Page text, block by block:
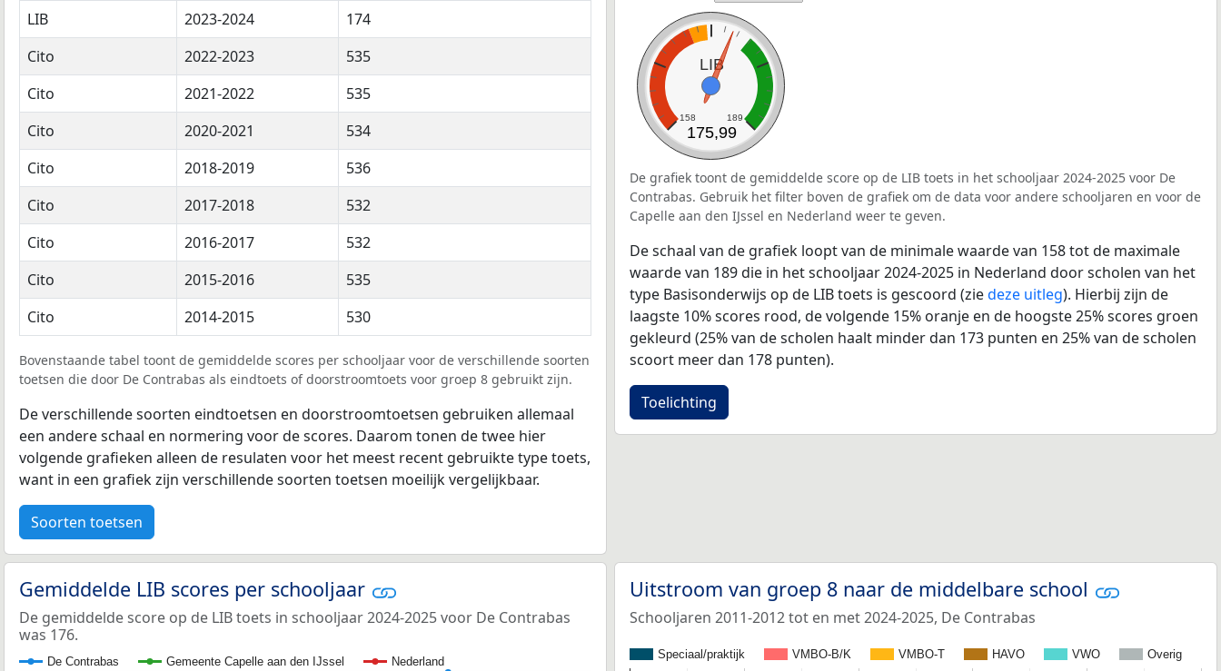
LIB
2023-2024
174
Cito
2022-2023
535
Cito
2021-2022
535
Cito
2020-2021
534
Cito
2018-2019
536
Cito
2017-2018
532
Cito
2016-2017
532
Cito
2015-2016
535
Cito
2014-2015 530
Bovenstaande tabel toont de gemiddelde scores per schooljaar voor de verschillende soorten
toetsen die door De Contrabas als eindtoets of doorstroomtoets voor groep 8 gebruikt zijn.
De verschillende soorten eindtoetsen en doorstroomtoetsen gebruiken allemaal
een andere schaal en normering voor de scores. Daarom tonen de twee hier
volgende grafieken alleen de resulaten voor het meest recent gebruikte type toets,
want in een grafiek zijn verschillende soorten toetsen moeilijk vergelijkbaar.
Soorten toetsen
LIB
158 189
175,99
De grafiek toont de gemiddelde score op de LIB toets in het schooljaar 2024-2025 voor De
Contrabas. Gebruik het filter boven de grafiek om de data voor andere schooljaren en voor de
Capelle aan den IJssel en Nederland weer te geven.
De schaal van de grafiek loopt van de minimale waarde van 158 tot de maximale
waarde van 189 die in het schooljaar 2024-2025 in Nederland door scholen van het
type Basisonderwijs op de LIB toets is gescoord (ziedeze uitleg). Hierbij zijn de
laagste 10% scores rood, de volgende 15% oranje en de hoogste 25% scores groen
gekleurd (25% van de scholen haalt minder dan 173 punten en 25% van de scholen
scoort meer dan 178 punten).
Toelichting
Gemiddelde LIB scores per schooljaar
De gemiddelde score op de LIB toets in schooljaar 2024-2025 voor De Contrabas
was 176.
De Contrabas Gemeente Capelle aan den IJssel Nederland
Uitstroom van groep 8 naar de middelbare school
Schooljaren 2011-2012 tot en met 2024-2025, De Contrabas
Speciaal/praktijk VMBO-B/K VMBO-T HAVO VWO Overig